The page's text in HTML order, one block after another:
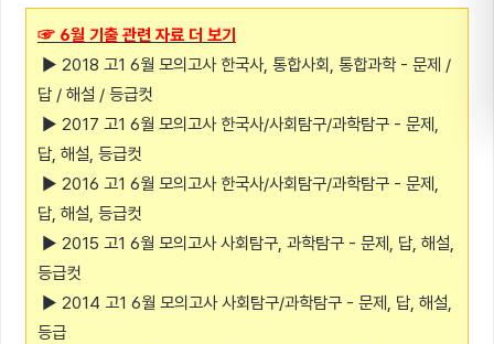
☞ 6월 기출 관련 자료 더 보기
▶ 2018 고1 6월 모의고사 한국사, 통합사회, 통합과학 - 문제 /
답 / 해설 / 등급컷
▶ 2017 고1 6월 모의고사 한국사/사회탐구/과학탐구 - 문제,
답, 해설, 등급컷
▶ 2016 고1 6월 모의고사 한국사/사회탐구/과학탐구 - 문제,
답, 해설, 등급컷
▶ 2015 고1 6월 모의고사 사회탐구, 과학탐구 - 문제, 답, 해설,
등급컷
▶ 2014 고1 6월 모의고사 사회탐구/과학탐구 - 문제, 답, 해설,
등급